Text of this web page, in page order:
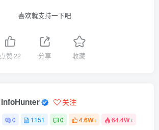
喜欢就支持一下吧
点赞22 分享 收藏
InfoHunter 关注
0 1151 0 4.6W+ 64.4W+